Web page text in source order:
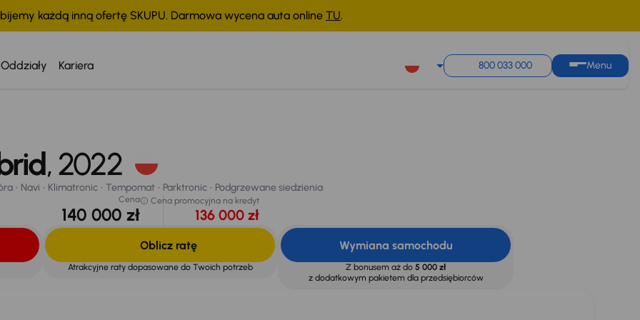
każdą inną ofertę SKUPU. Darmowa wycena auta online TU.
Oddziały Kariera 800 033 000 Menu
, 2022
Navi Klimatronic Tempomat Parktronic Podgrzewane siedzienia
Cena
140 000 zł
Cena promocyjna na kredyt
136 000 zł
Oblicz ratę
Atrakcyjne raty dopasowane do Twoich potrzeb
Wymiana samochodu
Z bonusem aż do 5 000 zł
z dodatkowym pakietem dla przedsiębiorców